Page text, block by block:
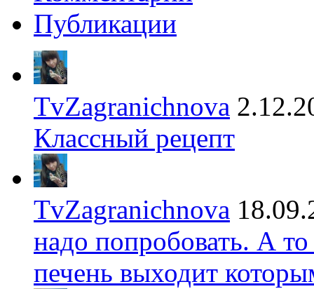
Публикации
TvZagranichnova
Классный рецепт
TvZagranichnova
надо попробовать. А
печень выходит